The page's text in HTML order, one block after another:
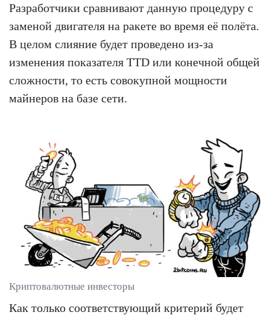
Разработчики сравнивают данную процедуру с
заменой двигателя на ракете во время её полёта.
В целом слияние будет проведено из-за
изменения показателя TTD или конечной общей
сложности, то есть совокупной мощности
майнеров на базе сети.
Криптовалютные инвесторы
Как только соответствующий критерий будет